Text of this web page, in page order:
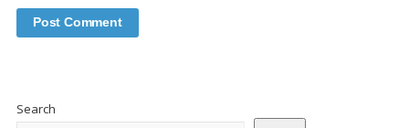
Search